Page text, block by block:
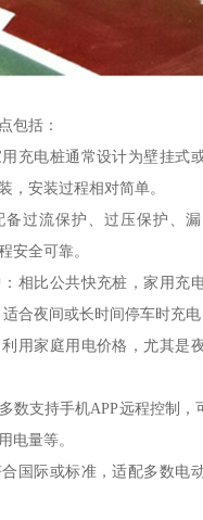
包括：
充电桩通常设计为壁挂式
，安装过程相对简单。
备过流保护、过压保护、
安全可靠。
相比公共快充桩，家用充
合夜间或长时间停车时充电
用家庭用电价格，尤其是
数支持手机APP远程控制，
电量等。
国际或标准，适配多数电